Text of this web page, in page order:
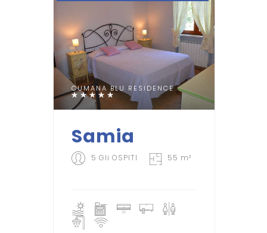
CUMANA BLU RESIDENCE
Samia
5 Gli OSPITI 55 m²